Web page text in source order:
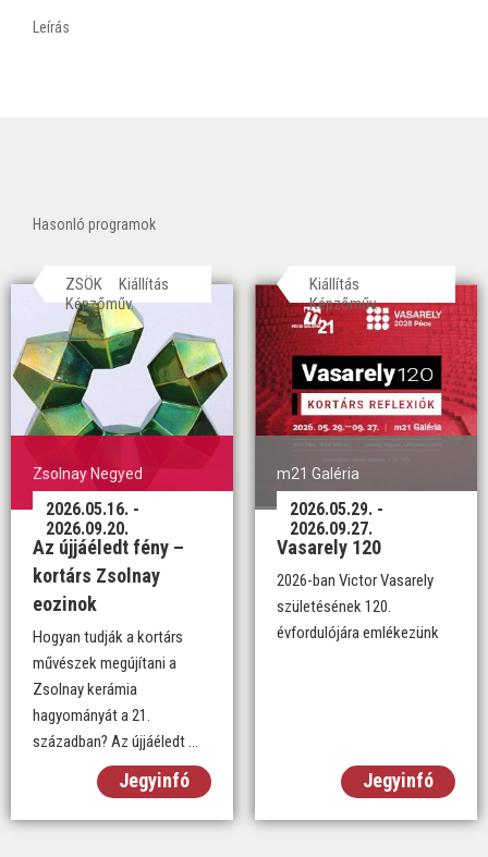
Leírás
Hasonló programok
ZSÖK
Kiállítás
Képzőműv.
Zsolnay Negyed
2026.05.16. -
2026.09.20.
Az újjáéledt fény –
kortárs Zsolnay
eozinok
Hogyan tudják a kortárs
művészek megújítani a
Zsolnay kerámia
hagyományát a 21.
században? Az újjáéledt ...
Jegyinfó
Kiállítás
Képzőműv.
m21 Galéria
2026.05.29. -
2026.09.27.
Vasarely 120
2026-ban Victor Vasarely
születésének 120.
évfordulójára emlékezünk
Jegyinfó